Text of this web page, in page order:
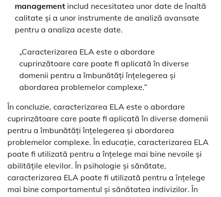
management includ necesitatea unor date de înaltă
calitate și a unor instrumente de analiză avansate
pentru a analiza aceste date.
„Caracterizarea ELA este o abordare
cuprinzătoare care poate fi aplicată în diverse
domenii pentru a îmbunătăți înțelegerea și
abordarea problemelor complexe.”
În concluzie, caracterizarea ELA este o abordare
cuprinzătoare care poate fi aplicată în diverse domenii
pentru a îmbunătăți înțelegerea și abordarea
problemelor complexe. În educație, caracterizarea ELA
poate fi utilizată pentru a înțelege mai bine nevoile și
abilitățile elevilor. În psihologie și sănătate,
caracterizarea ELA poate fi utilizată pentru a înțelege
mai bine comportamentul și sănătatea indivizilor. În